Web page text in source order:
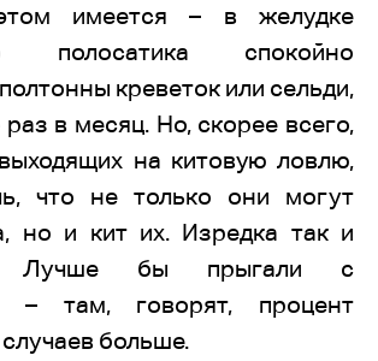
имеется – в желудке
полосатика спокойно
креветок или сельди,
раз в месяц. Но, скорее всего,
на китовую ловлю,
что не только они могут
но и кит их. Изредка так и
Лучше бы прыгали с
– там, говорят, процент
больше.